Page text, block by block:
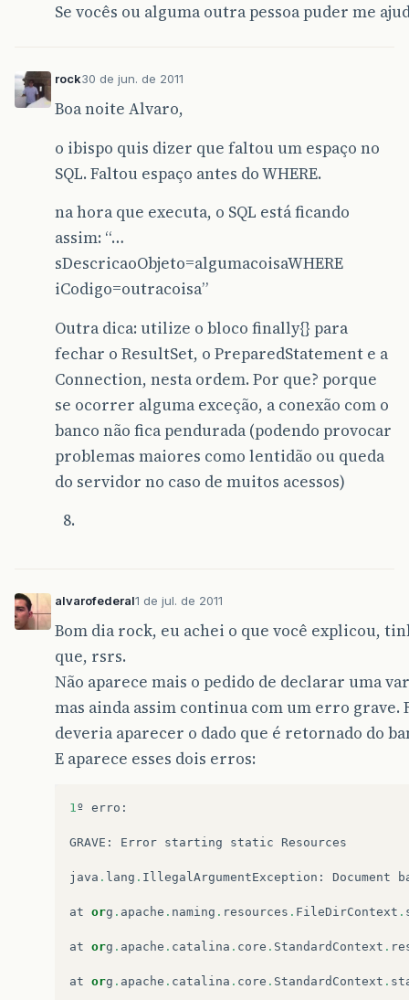
at org. apache.catalina. core.
.
at org .apache.catalina.valves.ErrorReportValve
at org.apache.coyote.http11. Http11Processor
at org apache.coyote
at org.apache.tomcat.util .net.JIoEndpoint
Thread (Thread
Se vocês ou alguma outra pessoa puder me
rock30 de jun. de 2011
Boa noite Alvaro,
o ibispo quis dizer que faltou um espaço no
SQL. Faltou espaço antes do WHERE.
na hora que executa, o SQL está ficando
assim: “…
sDescricaoObjeto=algumacoisaWHERE
iCodigo=outracoisa”
Outra dica: utilize o bloco finally{} para
fechar o ResultSet, o PreparedStatement e a
Connection, nesta ordem. Por que? porque
se ocorrer alguma exceção, a conexão com o
banco não fica pendurada (podendo provocar
problemas maiores como lentidão ou queda
do servidor no caso de muitos acessos)
alvarofederal1 de jul. de 2011
Bom dia rock, eu achei o que você explicou,
que, rsrs.
Não aparece mais o pedido de declarar uma
mas ainda assim continua com um erro
deveria aparecer o dado que é retornado do
E aparece esses dois erros:
1 º erro :
GRAVE : Error starting static Resources
java . lang . IllegalArgumentException : Document
at org . apache . naming . resources . FileDirContext .
at org . apache . catalina . core . StandardContext .
at org . apache . catalina . core . StandardContext .